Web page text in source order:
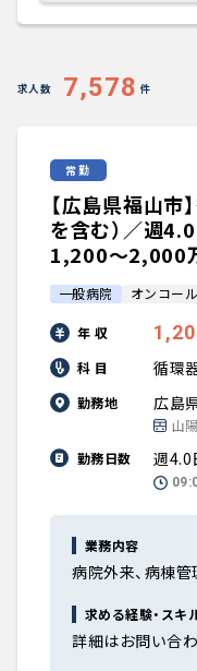
医師の求人・転職Q&A
知りたい・聞きたい
転職成功事例
医師の転職マニュア
データで見る医師の
医師に役立つ取材記
大学医局紹介
求人数 7,578 件
常勤
【広島県福山市
を含む）／週
1,200〜2,000
一般病院 オンコー
年 収
科 目 循環
勤務地 広島
山
勤務日数
週4.0
業務内容
病院外来、病棟管
求める経験・スキ
詳細はお問い合